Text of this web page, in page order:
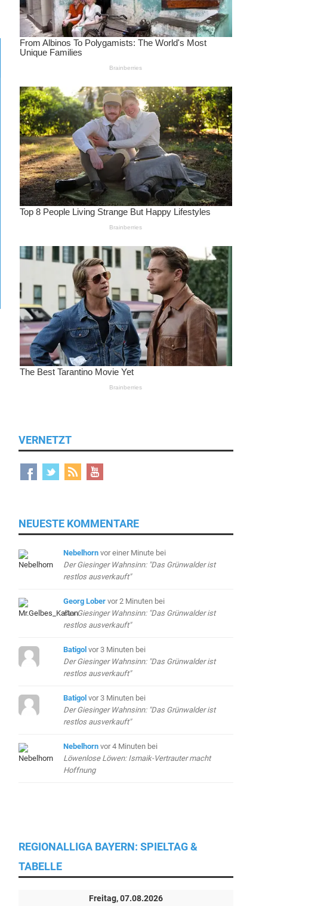
VERNETZT
NEUESTE KOMMENTARE
Nebelhorn vor einer Minutebei
Der Giesinger Wahnsinn: "Das Grünwalder ist
restlos ausverkauft"
Georg Lober vor 2 Minuten bei
Der Giesinger Wahnsinn: "Das Grünwalder ist
restlos ausverkauft"
Batigol vor 3 Minuten bei
Der Giesinger Wahnsinn: "Das Grünwalder ist
restlos ausverkauft"
Batigol vor 3 Minuten bei
Der Giesinger Wahnsinn: "Das Grünwalder ist
restlos ausverkauft"
Nebelhorn vor 4 Minuten bei
Löwenlose Löwen: Ismaik-Vertrauter macht
Hoffnung
REGIONALLIGA BAYERN: SPIELTAG &
TABELLE
Freitag, 07.08.2026